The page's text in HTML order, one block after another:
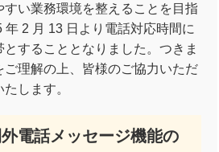
すい業務環境を整えることを目指
年 2 月 13 日より電話対応時間に
することとなりました。つきま
ご理解の上、皆様のご協力いただ
します。
電話メッセージ機能の